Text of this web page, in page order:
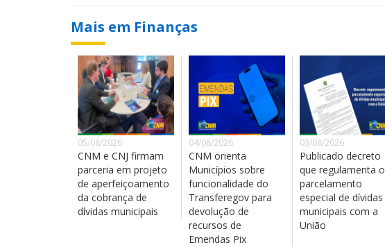
Mais em Finanças
05/08/2026
CNM e CNJ firmam
parceria em projeto
de aperfeiçoamento
da cobrança de
dívidas municipais
04/08/2026
CNM orienta
Municípios sobre
funcionalidade do
Transferegov para
devolução de
recursos de
Emendas Pix
03/08/2026
Publicado decreto
que regulamenta o
parcelamento
especial de dívidas
municipais com a
União